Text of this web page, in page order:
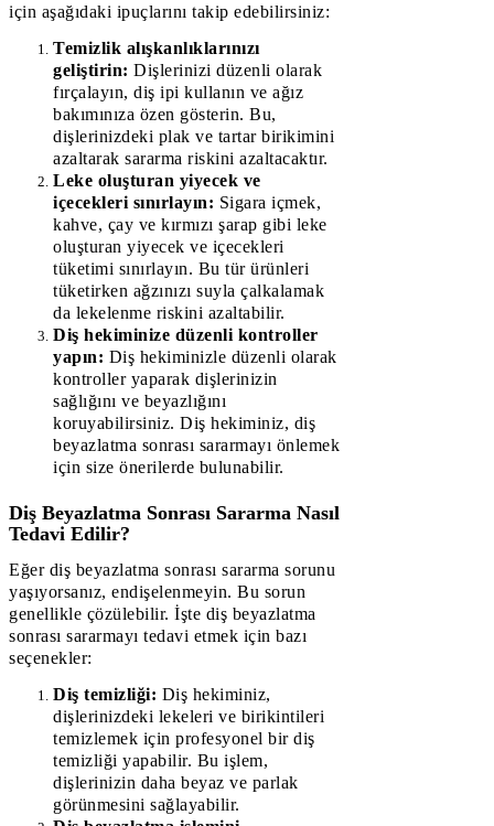
için aşağıdaki ipuçlarını takip edebilirsiniz:
Temizlik alışkanlıklarınızı
geliştirin: Dişlerinizi düzenli olarak
fırçalayın, diş ipi kullanın ve ağız
bakımınıza özen gösterin. Bu,
dişlerinizdeki plak ve tartar birikimini
azaltarak sararma riskini azaltacaktır.
Leke oluşturan yiyecek ve
içecekleri sınırlayın: Sigara içmek,
kahve, çay ve kırmızı şarap gibi leke
oluşturan yiyecek ve içecekleri
tüketimi sınırlayın. Bu tür ürünleri
tüketirken ağzınızı suyla çalkalamak
da lekelenme riskini azaltabilir.
Diş hekiminize düzenli kontroller
yapın: Diş hekiminizle düzenli olarak
kontroller yaparak dişlerinizin
sağlığını ve beyazlığını
koruyabilirsiniz. Diş hekiminiz, diş
beyazlatma sonrası sararmayı önlemek
için size önerilerde bulunabilir.
Diş Beyazlatma Sonrası Sararma Nasıl
Tedavi Edilir?
Eğer diş beyazlatma sonrası sararma sorunu
yaşıyorsanız, endişelenmeyin. Bu sorun
genellikle çözülebilir. İşte diş beyazlatma
sonrası sararmayı tedavi etmek için bazı
seçenekler:
Diş temizliği: Diş hekiminiz,
dişlerinizdeki lekeleri ve birikintileri
temizlemek için profesyonel bir diş
temizliği yapabilir. Bu işlem,
dişlerinizin daha beyaz ve parlak
görünmesini sağlayabilir.